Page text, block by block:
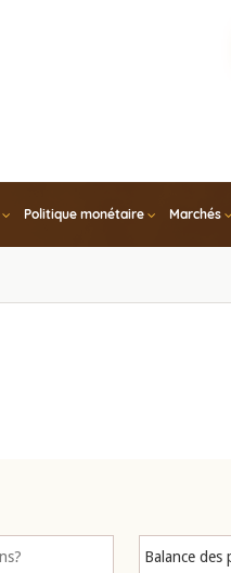
Politique monétaire Marchés